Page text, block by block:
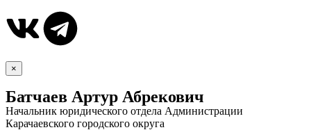
×
Батчаев Артур Абрекович
Начальник юридического отдела Администрации
Карачаевского городского округа